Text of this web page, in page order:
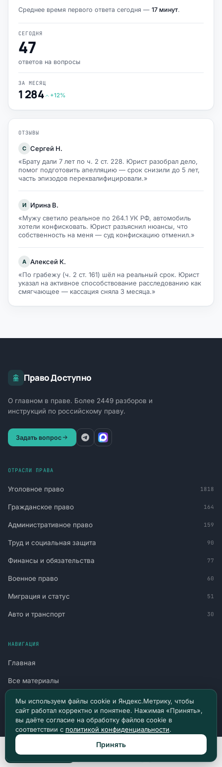
Среднее время первого ответа сегодня — 17 минут.
СЕГОДНЯ
47
ответов на вопросы
ЗА МЕСЯЦ
1 284 +12%
ОТЗЫВЫ
С Сергей Н.
«Брату дали 7 лет по ч. 2 ст. 228. Юрист разобрал дело,
помог подготовить апелляцию — срок снизили до 5 лет,
часть эпизодов переквалифицировали.»
И
Ирина В.
«Мужу светило реальное по 264.1 УК РФ, автомобиль
хотели конфисковать. Юрист разъяснил нюансы, что
собственность на меня — суд конфискацию отменил.»
А Алексей К.
«По грабежу (ч. 2 ст. 161) шёл на реальный срок. Юрист
указал на активное способствование расследованию как
смягчающее — кассация сняла 3 месяца.»
Право Доступно
О главном в праве. Более 2449 разборов и
инструкций по российскому праву.
Задать вопрос
ОТРАСЛИ ПРАВА
Уголовное право 1818
Гражданское право 164
Административное право 159
Труд и социальная защита 90
Финансы и обязательства 77
Военное право 60
Миграция и статус 51
Авто и транспорт 30
НАВИГАЦИЯ
Главная
Все материалы
Новости и судебная практика
Консультация
Канал в Telegram
Канал в Max
Мы используем файлы cookie и Яндекс.Метрику, чтобы
сайт работал корректно и понятнее. Нажимая «Принять»,
вы даёте согласие на обработку файлов cookie в
соответствии с политикой конфиденциальности.
Принять